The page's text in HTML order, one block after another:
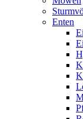
Enten